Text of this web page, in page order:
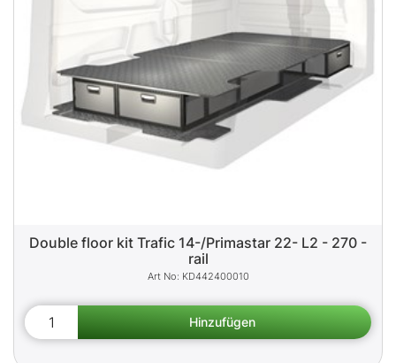
Double floor kit Trafic 14-/Primastar 22- L2 - 270 -
rail
KD442400010